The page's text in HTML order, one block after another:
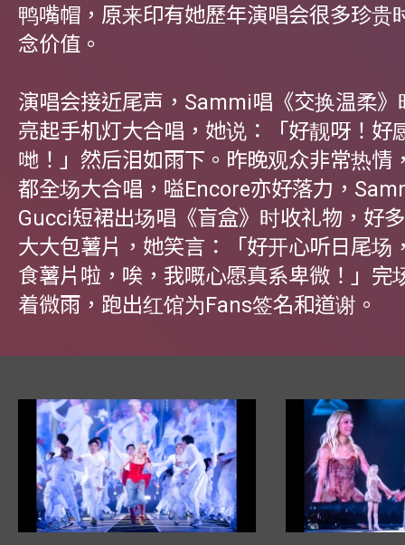
鸭嘴帽，原来印有她歷年演唱会很多珍贵
念价值。
演唱会接近尾声，Sammi唱《交换温柔》
亮起手机灯大合唱，她说：「好靓呀！好
哋！」然后泪如雨下。昨晚观众非常热情
都全场大合唱，嗌Encore亦好落力，
Gucci短裙出场唱《盲盒》时收礼物，好
大大包薯片，她笑言：「好开心听日尾场
食薯片啦，唉，我嘅心愿真系卑微！」完
着微雨，跑出红馆为Fans签名和道谢。